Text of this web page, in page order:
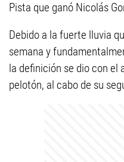
Pista que ganó Nicolás
Debido a la fuerte lluvia
semana y
la definición se dio con el
pelotón, al cabo de su